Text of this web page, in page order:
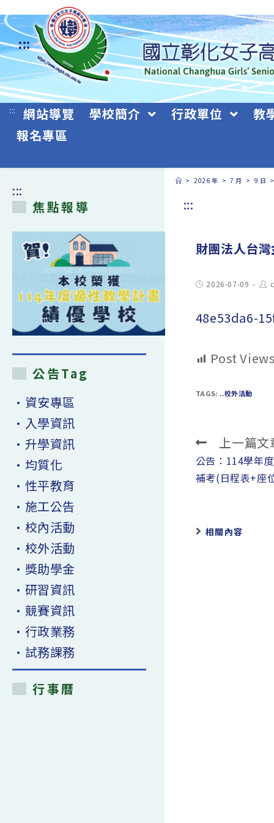
跳
轉
至
主
要
:::
::: 網站導覽 學校簡介 行政單位
教
報名專區
> 2026 年 > 7 月 > 9 日
:::
財團法人台
Post2026-07-09
48e53da6-
Post
TAGS: ..校外活動
Read
more
articles
上一篇文
公告：114學年
補考(日程表+座
相關內容
:::
焦點報導
公告Tag
•資安專區
•入學資訊
•升學資訊
•均質化
•性平教育
•施工公告
•校內活動
•校外活動
•獎助學金
•研習資訊
•競賽資訊
•行政業務
•試務課務
行事曆